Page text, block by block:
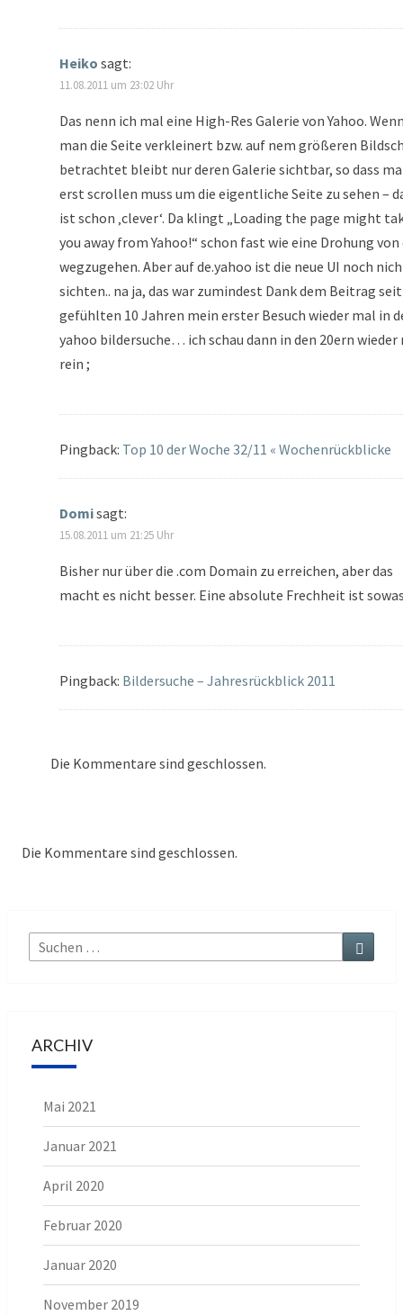
Heiko sagt:
11.08.2011 um 23:02 Uhr
Das nenn ich mal eine High-Res Galerie von Yahoo.
man die Seite verkleinert bzw. auf nem größeren
betrachtet bleibt nur deren Galerie sichtbar, so dass
erst scrollen muss um die eigentliche Seite zu sehen –
ist schon ‚clever‘. Da klingt „Loading the page might
you away from Yahoo!“ schon fast wie eine Drohung von
wegzugehen. Aber auf de.yahoo ist die neue UI noch
sichten.. na ja, das war zumindest Dank dem Beitrag seit
gefühlten 10 Jahren mein erster Besuch wieder mal in
yahoo bildersuche… ich schau dann in den 20ern wieder
rein ;
Pingback: Top 10 der Woche 32/11 « Wochenrückblicke
Domisagt:
15.08.2011 um 21:25 Uhr
Bisher nur über die .com Domain zu erreichen, aber das
macht es nicht besser. Eine absolute Frechheit ist
Pingback: Bildersuche – Jahresrückblick 2011
Die Kommentare sind geschlossen.
Die Kommentare sind geschlossen.
Suchen
ARCHIV
Mai 2021
Januar 2021
April 2020
Februar 2020
Januar 2020
November 2019